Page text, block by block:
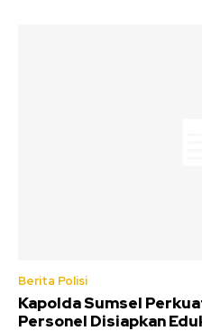
Berita Polisi
Kapolda Sumsel
Personel Disiapkan